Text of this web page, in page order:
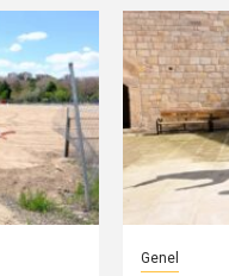
Genel